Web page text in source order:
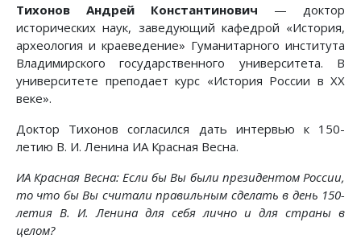
Тихонов Андрей Константинович — доктор
исторических наук, заведующий кафедрой «История,
археология и краеведение» Гуманитарного института
Владимирского государственного университета. В
университете преподает курс «История России в XX
веке».
Доктор Тихонов согласился дать интервью к 150-
летию В. И. Ленина ИА Красная Весна.
ИА Красная Весна: Если бы Вы были президентом России,
то что бы Вы считали правильным сделать в день 150-
летия В. И. Ленина для себя лично и для страны в
целом?